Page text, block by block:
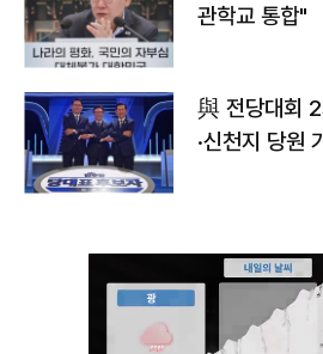
관학교 통합"
與 전당대회
·신천지 당원